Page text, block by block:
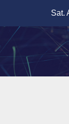
content
Sat.